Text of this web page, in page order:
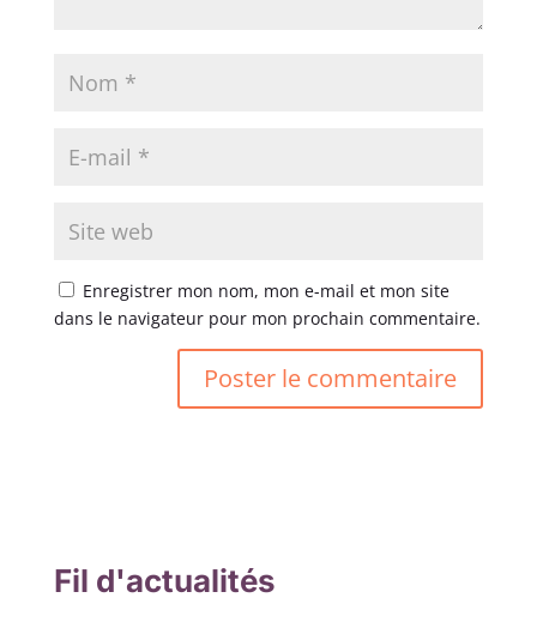
Enregistrer mon nom, mon e-mail et mon site
dans le navigateur pour mon prochain commentaire.
Fil d'actualités